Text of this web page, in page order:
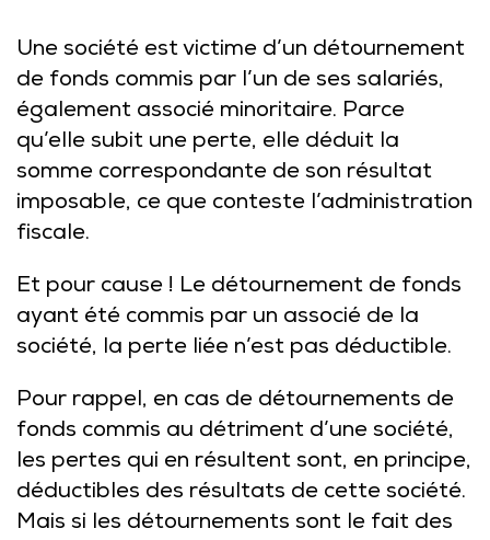
Une société est victime d’un détournement
de fonds commis par l’un de ses salariés,
également associé minoritaire. Parce
qu’elle subit une perte, elle déduit la
somme correspondante de son résultat
imposable, ce que conteste l’administration
fiscale.
Et pour cause ! Le détournement de fonds
ayant été commis par un associé de la
société, la perte liée n’est pas déductible.
Pour rappel, en cas de détournements de
fonds commis au détriment d’une société,
les pertes qui en résultent sont, en principe,
déductibles des résultats de cette société.
Mais si les détournements sont le fait des